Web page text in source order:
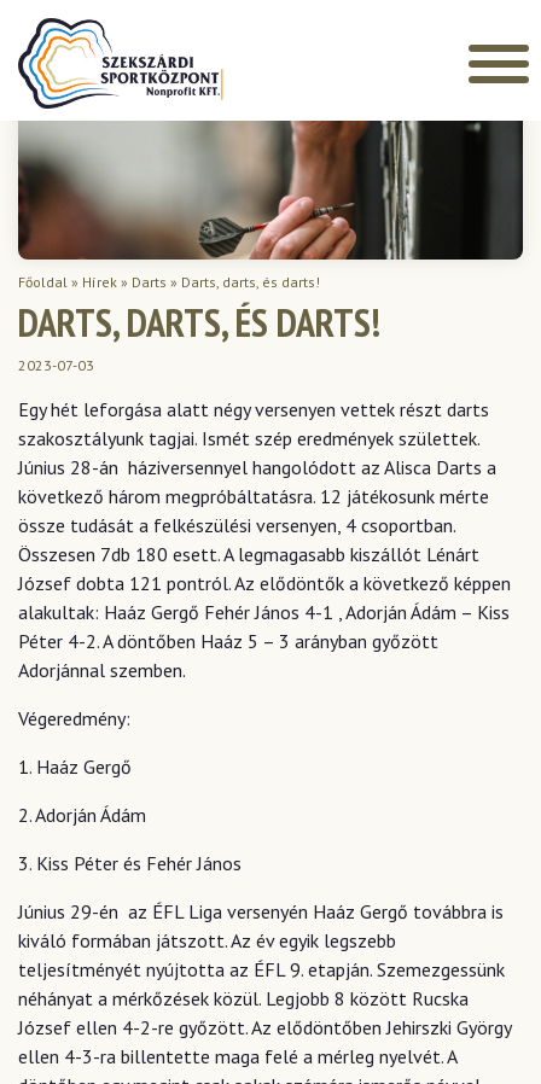
Főoldal » Hírek » Darts » Darts, darts, és darts!
DARTS, DARTS, ÉS DARTS!
2023-07-03
Egy hét leforgása alatt négy versenyen vettek részt darts
szakosztályunk tagjai. Ismét szép eredmények születtek.
Június 28-án háziversennyel hangolódott az Alisca Darts a
következő három megpróbáltatásra. 12 játékosunk mérte
össze tudását a felkészülési versenyen, 4 csoportban.
Összesen 7db 180 esett. A legmagasabb kiszállót Lénárt
József dobta 121 pontról. Az elődöntők a következő képpen
alakultak: Haáz Gergő Fehér János 4-1 , Adorján Ádám – Kiss
Péter 4-2. A döntőben Haáz 5 – 3 arányban győzött
Adorjánnal szemben.
Végeredmény:
1. Haáz Gergő
2. Adorján Ádám
3. Kiss Péter és Fehér János
Június 29-én az ÉFL Liga versenyén Haáz Gergő továbbra is
kiváló formában játszott. Az év egyik legszebb
teljesítményét nyújtotta az ÉFL 9. etapján. Szemezgessünk
néhányat a mérkőzések közül. Legjobb 8 között Rucska
József ellen 4-2-re győzött. Az elődöntőben Jehirszki György
ellen 4-3-ra billentette maga felé a mérleg nyelvét. A